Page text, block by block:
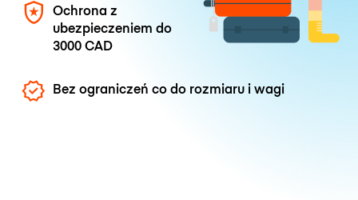
Ochrona z
ubezpieczeniem do
3000 CAD
Bez ograniczeń co do rozmiaru i wagi